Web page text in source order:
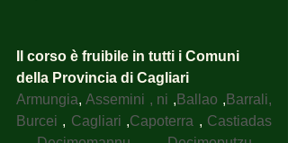
Il corso è fruibile in tutti i Comuni
della Provincia di Cagliari
Armungia, Assemini , ni , Ballao , Barrali,
Burcei , Cagliari ,Capoterra , Castiadas